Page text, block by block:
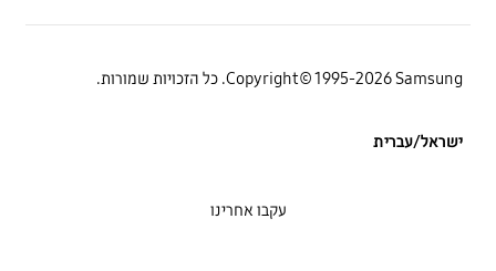
Copyright© 1995-2026 Samsung. כל הזכויות שמורות.
ישראל/עברית
עקבו אחרינו